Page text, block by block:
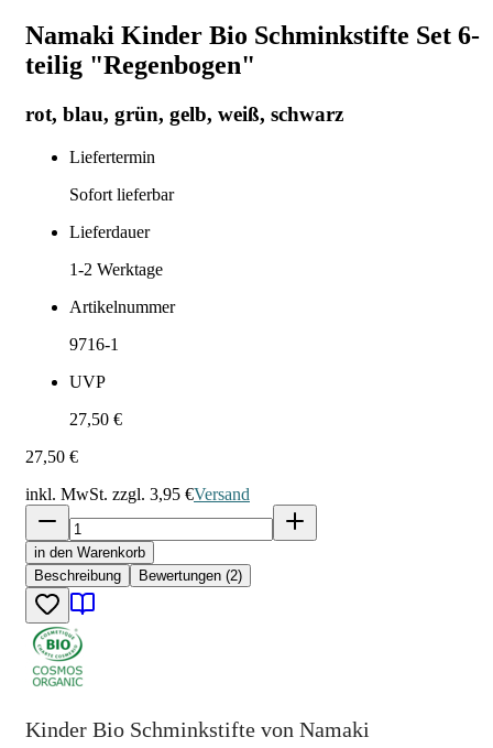
Namaki Kinder Bio Schminkstifte Set 6-
teilig "Regenbogen"
rot, blau, grün, gelb, weiß, schwarz
Liefertermin
Sofort lieferbar
Lieferdauer
1-2 Werktage
Artikelnummer
9716-1
UVP
27,50 €
27,50 €
inkl. MwSt. zzgl. 3,95 €Versand
in den Warenkorb
Beschreibung
Bewertungen (2)
Kinder Bio Schminkstifte von Namaki